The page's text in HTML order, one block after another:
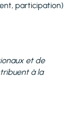
participation)
et de
à la